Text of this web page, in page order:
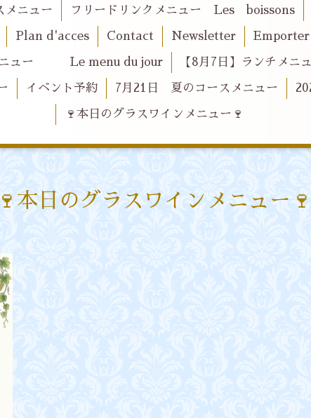
メニュー フリードリンクメニュー Les boissons
Plan d'acces Contact Newsletter
ニュー Le menu du jour 【8月7日】ランチ
イベント予約 7月21日 夏のコースメニュー
🍷本日のグラスワインメニュー🍷
🍷本日のグラスワインメニュー🍷